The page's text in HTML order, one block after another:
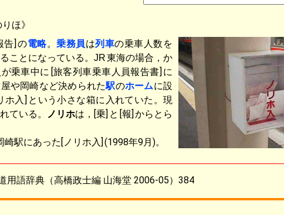
ほ》
] の電略。乗務員は列車の乗車人数を
ことになっている。 JR東海の場合，か
乗車中に [旅客列車乗車人員報告書] に
や岡崎など決められた駅のホームに設
ホ入] という小さな箱に入れていた。現
ている。
ノリホは，[乗] と [報] からとら
崎駅にあった[ノリホ入] (1998年9月)。
用語辞典（高橋政士編 山海堂 2006-05）384